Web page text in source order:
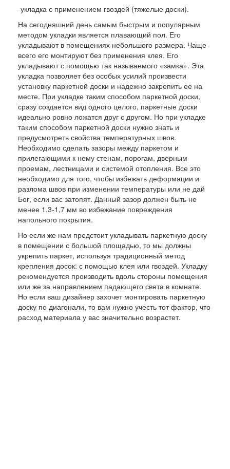
-укладка с применением гвоздей (тяжелые доски).
На сегодняшний день самым быстрым и популярным
методом укладки является плавающий пол. Его
укладывают в помещениях небольшого размера. Чаще
всего его монтируют без применения клея. Его
укладывают с помощью так называемого «замка». Эта
укладка позволяет без особых усилий произвести
установку паркетной доски и надежно закрепить ее на
месте. При укладке таким способом паркетной доски,
сразу создается вид одного целого, паркетные доски
идеально ровно ложатся друг с другом. Но при укладке
таким способом паркетной доски нужно знать и
предусмотреть свойства температурных швов.
Необходимо сделать зазоры между паркетом и
прилегающими к нему стенам, порогам, дверным
проемам, лестницами и системой отопления. Все это
необходимо для того, чтобы избежать деформации и
разлома швов при изменении температуры или не дай
Бог, если вас затопят. Данный зазор должен быть не
менее 1,3-1,7 мм во избежание повреждения
напольного покрытия.
Но если же нам предстоит укладывать паркетную доску
в помещении с большой площадью, то мы должны
укрепить паркет, используя традиционный метод
крепления досок: с помощью клея или гвоздей. Укладку
рекомендуется производить вдоль стороны помещения
или же за направлением падающего света в комнате.
Но если ваш дизайнер захочет монтировать паркетную
доску по диагонали, то вам нужно учесть тот фактор, что
расход материала у вас значительно возрастет.